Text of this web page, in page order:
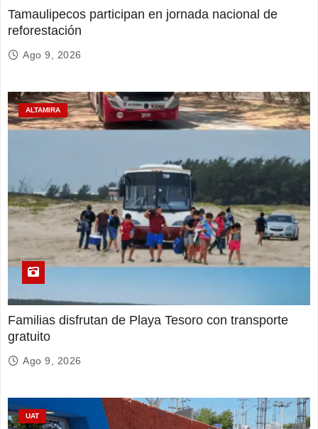
Tamaulipecos participan en jornada nacional de
reforestación
Ago 9, 2026
ALTAMIRA
Familias disfrutan de Playa Tesoro con transporte
gratuito
Ago 9, 2026
UAT